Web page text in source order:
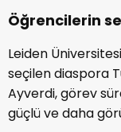
Öğrencilerin
Leiden
seçilen diaspora
Ayverdi, görev
güçlü ve daha